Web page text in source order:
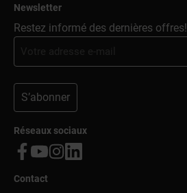
Newsletter
Restez informé des dernières offres!
S’abonner
Réseaux sociaux
Contact